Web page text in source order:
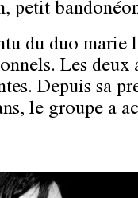
petit
du duo marie
Les deux
Depuis sa
le groupe a